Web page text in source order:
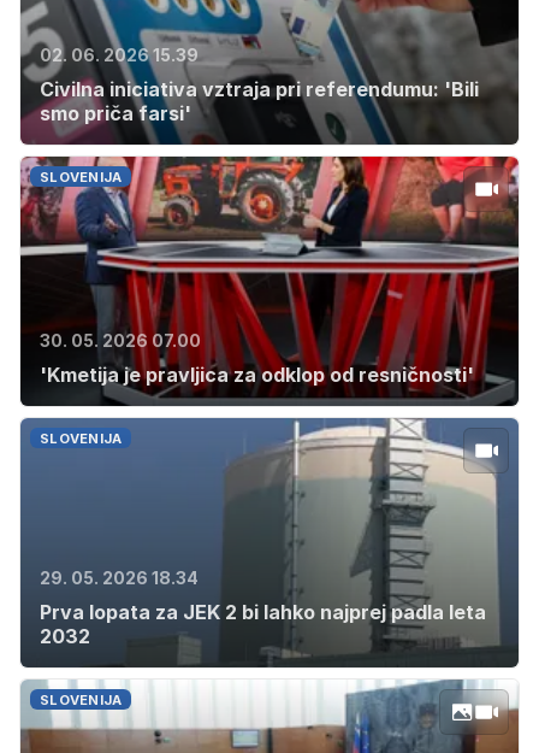
02. 06. 2026 15.39
Civilna iniciativa vztraja pri referendumu: 'Bili
smo priča farsi'
SLOVENIJA
30. 05. 2026 07.00
'Kmetija je pravljica za odklop od resničnosti'
SLOVENIJA
29. 05. 2026 18.34
Prva lopata za JEK 2 bi lahko najprej padla leta
2032
SLOVENIJA